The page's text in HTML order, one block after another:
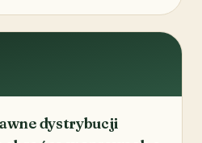
dystrybucji